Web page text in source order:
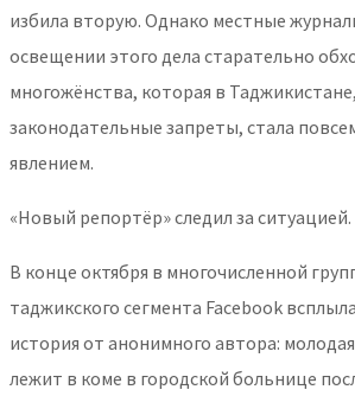
избила вторую. Однако местные
освещении этого дела старательно
многожёнства, которая в
законодательные запреты, стала
явлением.
«Новый репортёр» следил за ситуацией.
В конце октября в многочисленной
таджикского сегмента Facebook
история от анонимного автора:
лежит в коме в городской больнице